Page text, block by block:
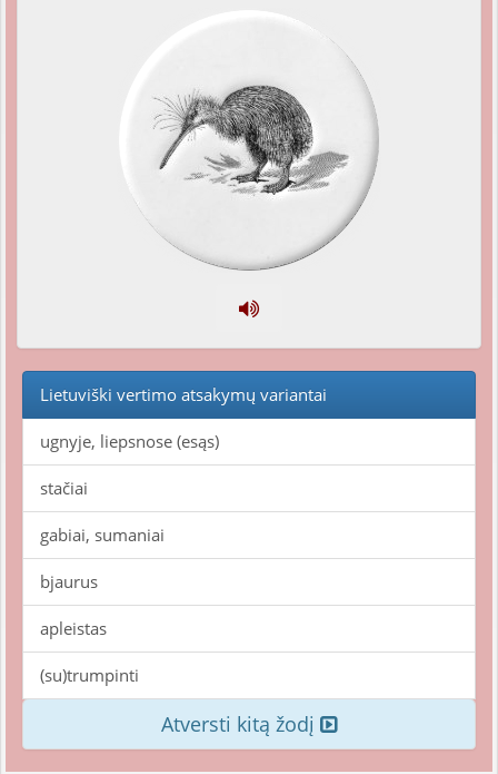
Lietuviški vertimo atsakymų variantai
ugnyje, liepsnose (esąs)
stačiai
gabiai, sumaniai
bjaurus
apleistas
(su)trumpinti
Atversti kitą žodį